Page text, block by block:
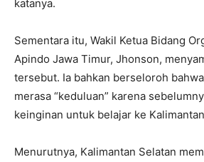
katanya.
Sementara itu, Wakil Ketua Bidang
Apindo Jawa Timur, Jhonson,
tersebut. Ia bahkan berseloroh
merasa “keduluan” karena
keinginan untuk belajar ke
Menurutnya, Kalimantan Selatan